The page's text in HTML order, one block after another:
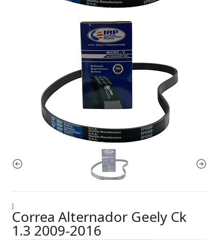
|
Correa Alternador Geely Ck
1.3 2009-2016